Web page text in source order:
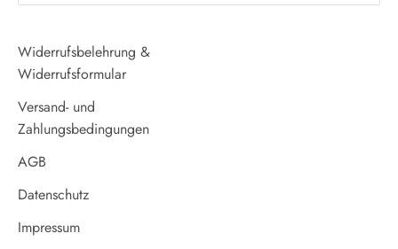
Widerrufsbelehrung &
Widerrufsformular
Versand- und
Zahlungsbedingungen
AGB
Datenschutz
Impressum